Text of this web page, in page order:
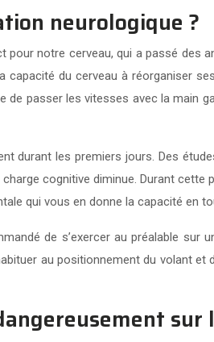
neurologique ?
pour notre cerveau, qui a passé
capacité du cerveau à réorganiser
passer les vitesses avec la main
durant les premiers jours. Des
cognitive diminue. Durant
qui vous en donne la capacité en
de s’exercer au préalable sur
au positionnement du volant et
sur